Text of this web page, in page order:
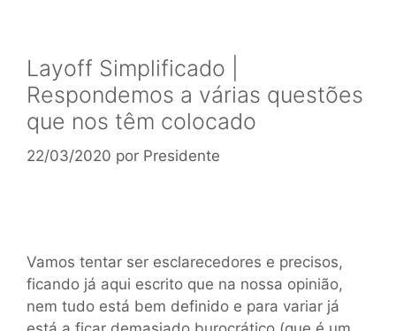
Layoff Simplificado |
Respondemos a várias questões
que nos têm colocado
22/03/2020 por Presidente
Vamos tentar ser esclarecedores e precisos,
ficando já aqui escrito que na nossa opinião,
nem tudo está bem definido e para variar já